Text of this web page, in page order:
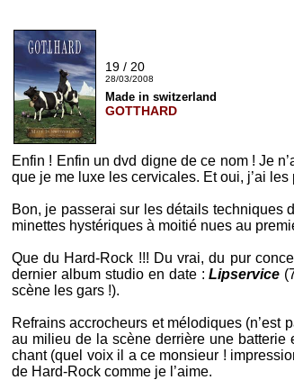
19 / 20
28/03/2008
Made in switzerland
GOTTHARD
Enfin ! Enfin undvd digne de ce nom ! Je
que je me luxe les cervicales. Et oui, j’ai
Bon, je passerai sur les détails techniques
minettes hystériques à moitié nues au
Que du Hard-Rock !!! Du vrai, du pur
dernier album studio en date :Lipservice
scène les gars !).
Refrains accrocheurs et mélodiques (n’est
au milieu de la scène derrière une batterie
chant (quel voix il a ce monsieur !
de Hard-Rock comme je l’aime.